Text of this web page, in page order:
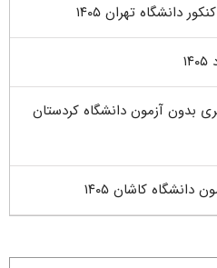
دانشگاه تهران ۱۴۰۵
بدون آزمون دانشگاه کردستان
کاشان ۱۴۰۵